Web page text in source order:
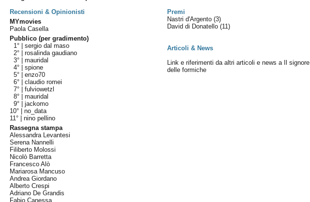
Recensioni & Opinionisti
Premi
MYmovies
Paola Casella
Pubblico (per gradimento)
1° |sergio dal maso
2° |rosalinda gaudiano
3° |mauridal
4° |spione
5° |enzo70
6° |claudio romei
7° |fulviowetzl
8° |mauridal
9° |jackomo
10° |no_data
11° |nino pellino
Rassegna stampa
Alessandra Levantesi
Serena Nannelli
Filiberto Molossi
Nicolò Barretta
Francesco Alò
Mariarosa Mancuso
Andrea Giordano
Alberto Crespi
Adriano De Grandis
Fabio Canessa
Nastri d'Argento(3)
David di Donatello(11)
Articoli & News
Link e riferimenti da altri articoli e news a Il signore
delle formiche